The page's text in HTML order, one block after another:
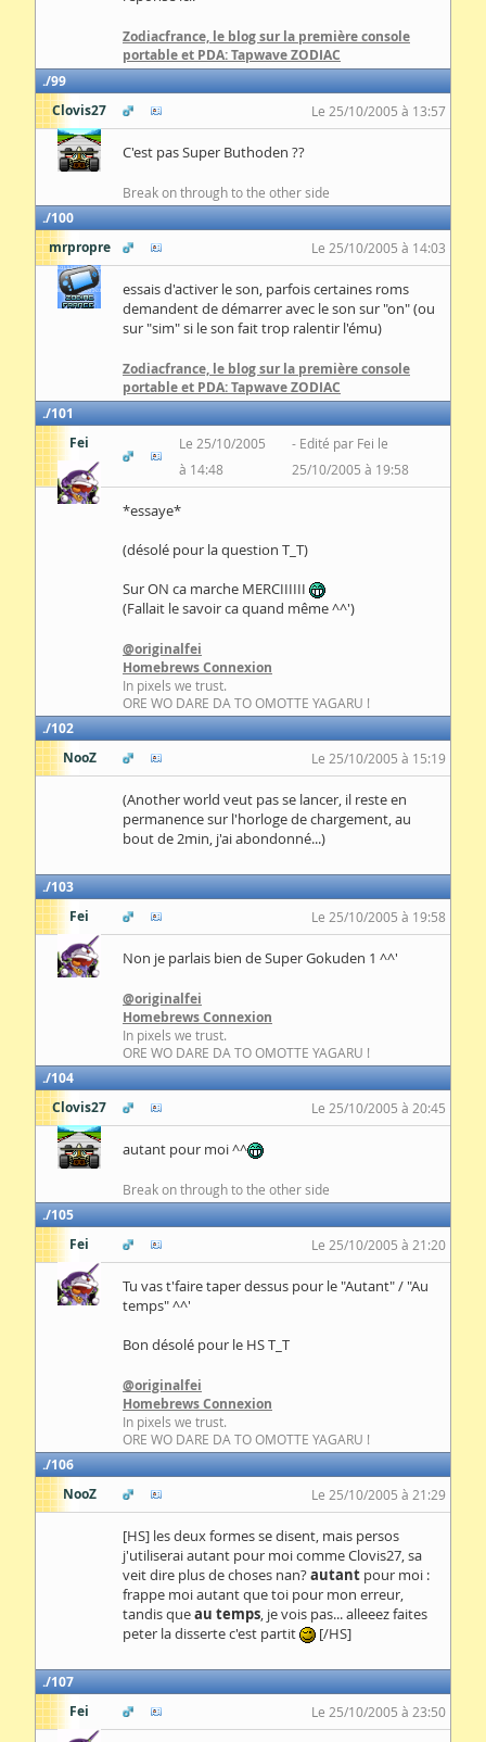
Zodiacfrance, le blog sur la première console
portable et PDA: Tapwave ZODIAC
99
Clovis27
Le 25/10/2005 à 13:57
C'est pas Super Buthoden ??
Break on through to the other side
100
mrpropre
Le 25/10/2005 à 14:03
essais d'activer le son, parfois certaines roms
demandent de démarrer avec le son sur "on" (ou
sur "sim" si le son fait trop ralentir l'ému)
Zodiacfrance, le blog sur la première console
portable et PDA: Tapwave ZODIAC
101
Fei
Le 25/10/2005
à 14:48
Edité par Fei le
25/10/2005 à 19:58
*essaye*
(désolé pour la question T_T)
Sur ON ca marche MERCIIIIII
(Fallait le savoir ca quand même ^^')
@originalfei
Homebrews Connexion
In pixels we trust.
ORE WO DARE DA TO OMOTTE YAGARU !
102
NooZ
Le 25/10/2005 à 15:19
(Another world veut pas se lancer, il reste en
permanence sur l'horloge de chargement, au
bout de 2min, j'ai abondonné...)
103
Fei
Le 25/10/2005 à 19:58
Non je parlais bien de Super Gokuden 1 ^^'
@originalfei
Homebrews Connexion
In pixels we trust.
ORE WO DARE DA TO OMOTTE YAGARU !
104
Clovis27
Le 25/10/2005 à 20:45
autant pour moi ^^
Break on through to the other side
105
Fei
Le 25/10/2005 à 21:20
Tu vas t'faire taper dessus pour le "Autant" / "Au
temps" ^^'
Bon désolé pour le HS T_T
@originalfei
Homebrews Connexion
In pixels we trust.
ORE WO DARE DA TO OMOTTE YAGARU !
106
NooZ
Le 25/10/2005 à 21:29
[HS] les deux formes se disent, mais persos
j'utiliserai autant pour moi comme Clovis27, sa
veit dire plus de choses nan?autant pour moi :
frappe moi autant que toi pour mon erreur,
tandis queau temps, je vois pas... alleeez faites
peter la disserte c'est partit
[/HS]
107
Fei
Le 25/10/2005 à 23:50